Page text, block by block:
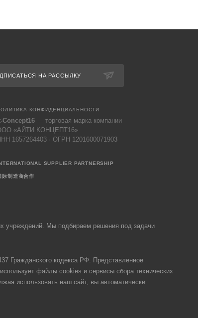
НА РАССЫЛКУ
КОНФИДЕНЦИАЛЬНОСТИ
Concept16 — торговая марка компании
«АЙТИ КОНЦЕПТ16»
1657264403 · ОГРН 1201600071903
SUPPLIER PARTNERSHIP
际制造商合作
учреждений. Мы подбираем решения под задачи
Гражданского кодекса РФ. Представленное
файлы cookies и сервисы сбора технических
использовать наш сайт, вы автоматически